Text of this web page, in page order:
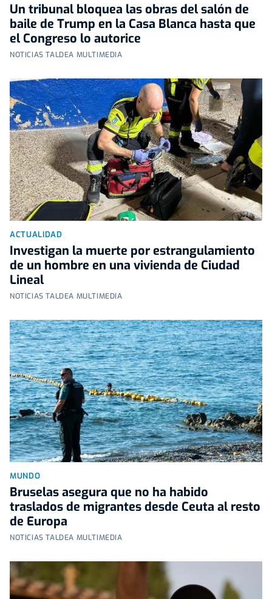
Un tribunal bloquea las obras del salón de
baile de Trump en la Casa Blanca hasta que
el Congreso lo autorice
NOTICIAS TALDEA MULTIMEDIA
ACTUALIDAD
Investigan la muerte por estrangulamiento
de un hombre en una vivienda de Ciudad
Lineal
NOTICIAS TALDEA MULTIMEDIA
MUNDO
Bruselas asegura que no ha habido
traslados de migrantes desde Ceuta al resto
de Europa
NOTICIAS TALDEA MULTIMEDIA